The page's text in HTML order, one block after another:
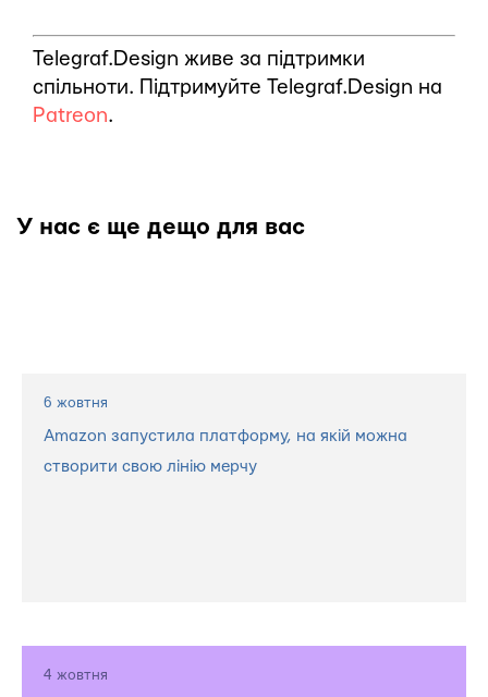
Telegraf.Design живе за підтримки
спільноти. Підтримуйте Telegraf.Design на
Patreon.
У нас є ще дещо для вас
6 жовтня
Amazon запустила платформу, на якій можна
створити свою лінію мерчу
4 жовтня